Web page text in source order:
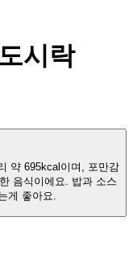
시락
약 695kcal이며, 포만감
음식이에요. 밥과 소스
게 좋아요.